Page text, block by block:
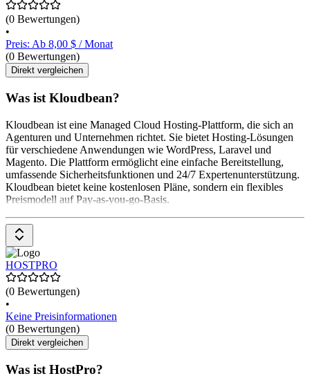
(0 Bewertungen)
•
Preis: Ab 8,00 $ / Monat
(0 Bewertungen)
Direkt vergleichen
Was ist Kloudbean?
Kloudbean ist eine Managed Cloud Hosting-Plattform, die sich an
Agenturen und Unternehmen richtet. Sie bietet Hosting-Lösungen
für verschiedene Anwendungen wie WordPress, Laravel und
Magento. Die Plattform ermöglicht eine einfache Bereitstellung,
umfassende Sicherheitsfunktionen und 24/7 Expertenunterstützung.
Kloudbean bietet keine kostenlosen Pläne, sondern ein flexibles
Preismodell auf Pay-as-you-go-Basis.
HOSTPRO
(0 Bewertungen)
•
Keine Preisinformationen
(0 Bewertungen)
Direkt vergleichen
Was ist HostPro?